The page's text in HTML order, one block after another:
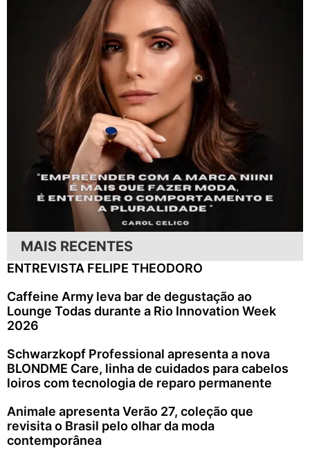
MAIS RECENTES
ENTREVISTA FELIPE THEODORO
Caffeine Army leva bar de degustação ao
Lounge Todas durante a Rio Innovation Week
2026
Schwarzkopf Professional apresenta a nova
BLONDME Care, linha de cuidados para cabelos
loiros com tecnologia de reparo permanente
Animale apresenta Verão 27, coleção que
revisita o Brasil pelo olhar da moda
contemporânea